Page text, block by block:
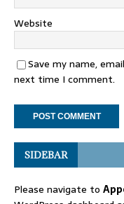
Website
Save my name,
next time I comment.
SIDEBAR
Please navigate to